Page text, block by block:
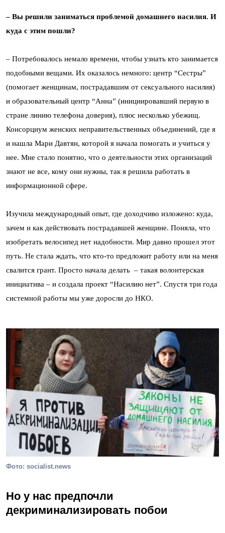
– Вы решили заниматься проблемой домашнего насилия. И
куда с этим пошли?
– Потребовалось немало времени, чтобы узнать кто занимается
подобными вещами. Их оказалось немного: центр “Сестры”
(помогает женщинам, пострадавшим от сексуального насилия)
и образовательный центр “Анна” (инициировавший первую в
стране линию телефона доверия), плюс несколько убежищ.
Консорциум женских неправительственных объединений, где я
и нашла Мари Давтян, которой я начала помогать и учиться у
нее. Мне стало понятно, что о деятельности этих организаций
знают не все, кому они нужны, так я решила работать в
информационной сфере.
Изучила международный опыт, где доходчиво изложено: куда,
зачем и как действовать пострадавшей женщине. Поняла, что
изобретать велосипед нет надобности. Мир давно прошел этот
путь. Не стала ждать, что кто-то предложит работу или на меня
свалится грант. Просто начала делать – такая волонтерская
инициатива – и создала проект “Насилию нет”. Спустя три года
системной работы мы уже доросли до НКО.
Фото: socialist.news
Но у нас предпочли
декриминализировать побои